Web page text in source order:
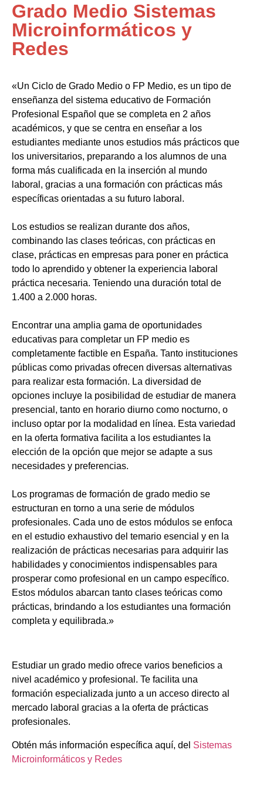
Grado Medio Sistemas
Microinformáticos y
Redes
«Un Ciclo de Grado Medio o FP Medio, es un tipo de
enseñanza del sistema educativo de Formación
Profesional Español que se completa en 2 años
académicos, y que se centra en enseñar a los
estudiantes mediante unos estudios más prácticos que
los universitarios, preparando a los alumnos de una
forma más cualificada en la inserción al mundo
laboral, gracias a una formación con prácticas más
específicas orientadas a su futuro laboral.
Los estudios se realizan durante dos años,
combinando las clases teóricas, con prácticas en
clase, prácticas en empresas para poner en práctica
todo lo aprendido y obtener la experiencia laboral
práctica necesaria. Teniendo una duración total de
1.400 a 2.000 horas.
Encontrar una amplia gama de oportunidades
educativas para completar un FP medio es
completamente factible en España. Tanto instituciones
públicas como privadas ofrecen diversas alternativas
para realizar esta formación. La diversidad de
opciones incluye la posibilidad de estudiar de manera
presencial, tanto en horario diurno como nocturno, o
incluso optar por la modalidad en línea. Esta variedad
en la oferta formativa facilita a los estudiantes la
elección de la opción que mejor se adapte a sus
necesidades y preferencias.
Los programas de formación de grado medio se
estructuran en torno a una serie de módulos
profesionales. Cada uno de estos módulos se enfoca
en el estudio exhaustivo del temario esencial y en la
realización de prácticas necesarias para adquirir las
habilidades y conocimientos indispensables para
prosperar como profesional en un campo específico.
Estos módulos abarcan tanto clases teóricas como
prácticas, brindando a los estudiantes una formación
completa y equilibrada.»
Estudiar un grado medio ofrece varios beneficios a
nivel académico y profesional. Te facilita una
formación especializada junto a un acceso directo al
mercado laboral gracias a la oferta de prácticas
profesionales.
Obtén más información específica aquí, del Sistemas
Microinformáticos y Redes